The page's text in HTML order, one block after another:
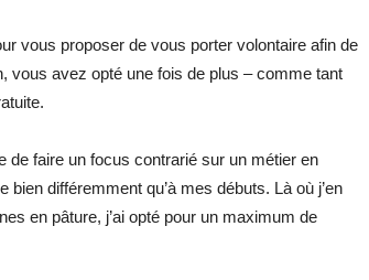
vous proposer de vous porter volontaire afin de
vous avez opté une fois de plus – comme tant
de faire un focus contrarié sur un métier en
bien différemment qu’à mes débuts. Là où j’en
en pâture, j’ai opté pour un maximum de